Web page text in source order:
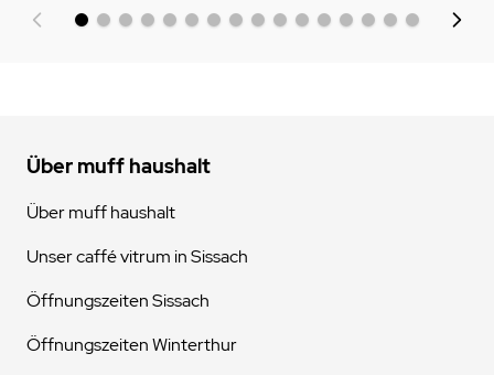
Über muff haushalt
Über muff haushalt
Unser caffé vitrum in Sissach
Öffnungszeiten Sissach
Öffnungszeiten Winterthur